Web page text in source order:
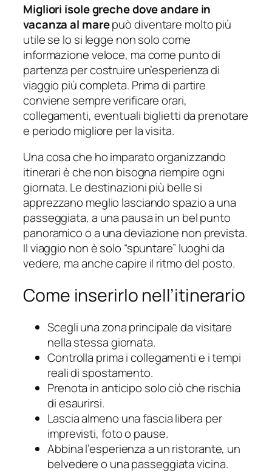
Migliori isole greche dove andare in
vacanza al marepuò diventare molto più
utile se lo si legge non solo come
informazione veloce, ma come punto di
partenza per costruire un’esperienza di
viaggio più completa. Prima di partire
conviene sempre verificare orari,
collegamenti, eventuali biglietti da prenotare
e periodo migliore per la visita.
Una cosa che ho imparato organizzando
itinerari è che non bisogna riempire ogni
giornata. Le destinazioni più belle si
apprezzano meglio lasciando spazio a una
passeggiata, a una pausa in un bel punto
panoramico o a una deviazione non prevista.
Il viaggio non è solo “spuntare” luoghi da
vedere, ma anche capire il ritmo del posto.
Come inserirlo nell’itinerario
Scegli una zona principale da visitare
nella stessa giornata.
Controlla prima i collegamenti e i tempi
reali di spostamento.
Prenota in anticipo solo ciò che rischia
di esaurirsi.
Lascia almeno una fascia libera per
imprevisti, foto o pause.
Abbina l’esperienza a un ristorante, un
belvedere o una passeggiata vicina.